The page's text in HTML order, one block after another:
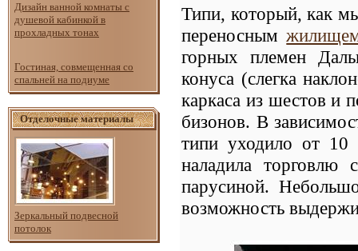
Дизайн ванной комнаты с
душевой кабинкой в
прохладных тонах
Гостиная, совмещенная со
спальней на подиуме
Отделочные материалы
Зеркальный подвесной
потолок
Типи, который, как
переносным
горных племен
конуса (слегка
каркаса из шестов и
бизонов. В
типи уходило от
наладила торговлю
парусиной.
возможность